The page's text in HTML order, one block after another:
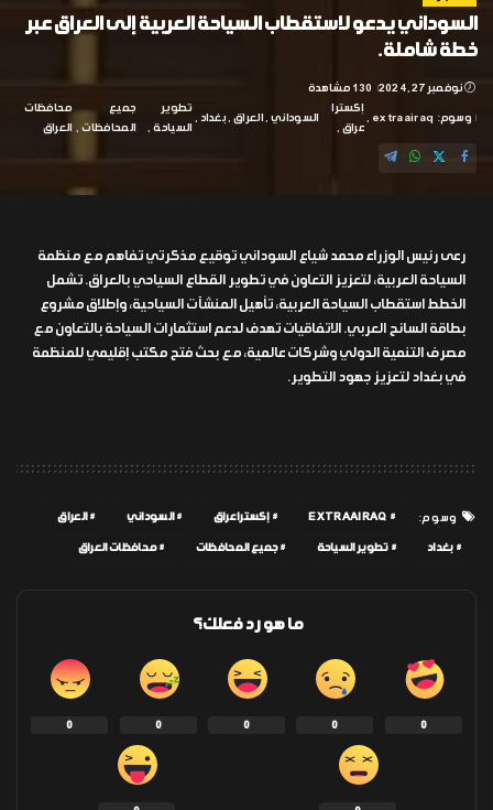
السوداني يدعو لاستقطاب السياحة العربية إلى العراق عبر
خطة شاملة.
نوفمبر 27, 2024 130 مشاهدة
وسوم: extraairaq
إكسترا
عراق
السوداني العراق بغداد
تطوير
السياحة
جميع
المحافظات
محافظات
العراق
رعى رئيس الوزراء محمد شياع السوداني توقيع مذكرتي تفاهم مع منظمة
السياحة العربية، لتعزيز التعاون في تطوير القطاع السياحي بالعراق. تشمل
الخطط استقطاب السياحة العربية، تأهيل المنشآت السياحية، وإطلاق مشروع
بطاقة السائح العربي. الاتفاقيات تهدف لدعم استثمارات السياحة بالتعاون مع
مصرف التنمية الدولي وشركات عالمية، مع بحث فتح مكتب إقليمي للمنظمة
في بغداد لتعزيز جهود التطوير.
وسوم: EXTRAAIRAQ إكسترا عراق السوداني العراق
بغداد تطوير السياحة جميع المحافظات محافظات العراق
ما هو رد فعلك؟
0
0
0
0
0